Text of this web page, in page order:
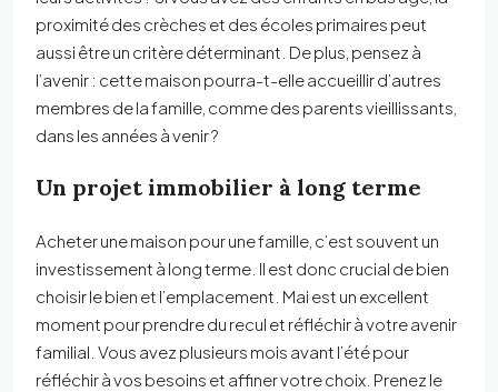
proximité des crèches et des écoles primaires peut
aussi être un critère déterminant. De plus, pensez à
l’avenir : cette maison pourra-t-elle accueillir d’autres
membres de la famille, comme des parents vieillissants,
dans les années à venir ?
Un projet immobilier à long terme
Acheter une maison pour une famille, c’est souvent un
investissement à long terme. Il est donc crucial de bien
choisir le bien et l’emplacement. Mai est un excellent
moment pour prendre du recul et réfléchir à votre avenir
familial. Vous avez plusieurs mois avant l’été pour
réfléchir à vos besoins et affiner votre choix. Prenez le